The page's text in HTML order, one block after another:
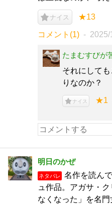
ナイス ★13
コメント(1) 2025/
たまむすびが
それにして
りなのか？
ナイス ★1
明日のかぜ
ネタバレ
名作を読ん
ュ作品。アガサ・
なくなった」を名